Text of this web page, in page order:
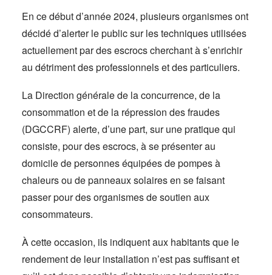
En ce début d’année 2024, plusieurs organismes ont
décidé d’alerter le public sur les techniques utilisées
actuellement par des escrocs cherchant à s’enrichir
au détriment des professionnels et des particuliers.
La Direction générale de la concurrence, de la
consommation et de la répression des fraudes
(DGCCRF) alerte, d’une part, sur une pratique qui
consiste, pour des escrocs, à se présenter au
domicile de personnes équipées de pompes à
chaleurs ou de panneaux solaires en se faisant
passer pour des organismes de soutien aux
consommateurs.
À cette occasion, ils indiquent aux habitants que le
rendement de leur installation n’est pas suffisant et